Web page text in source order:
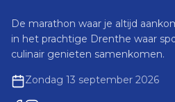
De marathon waar je altijd
in het prachtige Drenthe waar
culinair genieten samenkomen.
Zondag 13 september 2026